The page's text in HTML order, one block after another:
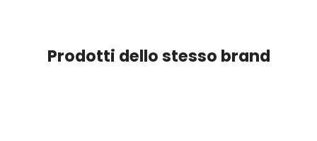
Prodotti dello stesso brand